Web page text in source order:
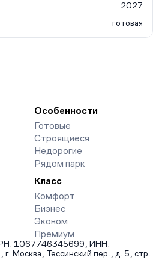
2027
готовая
Особенности
Готовые
Строящиеся
Недорогие
Рядом парк
Класс
Комфорт
Бизнес
Эконом
Премиум
1067746345699, ИНН:
Москва, Тессинский пер., д. 5, стр.